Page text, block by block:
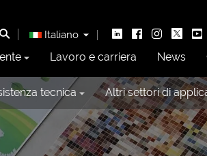
Italiano
Lavoro e carriera News
tecnica Altri settori di